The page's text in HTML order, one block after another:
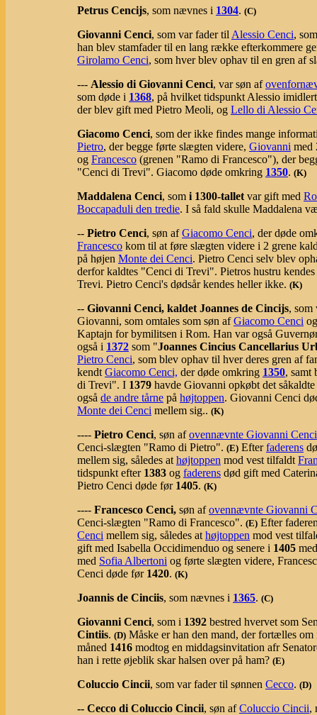
Petrus Cencijs, som nævnes i 1304. (C)
Giovanni Cenci, som var fader til Alessio Cenci,
han blev stamfader til en lang række efterkommere
Girolamo Cenci, som hver blev ophav til en gren af
--- Alessio di Giovanni Cenci, var søn af
som døde i 1368, på hvilket tidspunkt Alessio
der blev gift med Pietro Meoli, og Lello di Alessio
Giacomo Cenci, som der ikke findes mange
Pietro, der begge førte slægten videre, Giovanni med
og Francesco (grenen "Ramo di Francesco"), der
"Cenci di Trevi". Giacomo døde omkring 1350. (K)
Maddalena Cenci, som i 1300-tallet var gift med
Boccapaduli den tredie. I så fald skulle Maddalena
-- Pietro Cenci, søn afGiacomo Cenci, der døde
Francesco kom til at føre slægten videre i 2 grene
på højen Monte dei Cenci. Pietro Cenci selv blev
derfor kaldtes "Cenci di Trevi". Pietros hustru
Trevi. Pietro Cenci's dødsår kendes heller ikke. (K)
-- Giovanni Cenci, kaldet Joannes de Cincijs, som
Giovanni, som omtales som søn afGiacomo Cenci
Kaptajn for bymilitsen i Rom. Han var også
også i 1372 som "Joannes Cincius Cancellarius
Pietro Cenci, som blev ophav til hver deres gren af
kendt Giacomo Cenci, der døde omkring 1350, samt
di Trevi". I 1379 havde Giovanni opkøbt det såkaldte
også de andre tårne på højtoppen. Giovanni Cenci
Monte dei Cenci mellem sig.. (K)
---- Pietro Cenci, søn afovennævnte Giovanni Cenci
Cenci-slægten "Ramo di Pietro". (E) Efterfaderens
mellem sig, således at højtoppen mod vest tilfaldt
tidspunkt efter 1383 og faderens død gift med
Pietro Cenci døde før 1405. (K)
---- Francesco Cenci, søn afovennævnte Giovanni
Cenci-slægten "Ramo di Francesco". (E) Efter
Cenci mellem sig, således at højtoppen mod vest
gift med Isabella Occidimenduo og senere i 1405
med Sofia Albertoni og førte slægten videre,
Cenci døde før 1420. (K)
Joannis de Cinciis, som nævnes i 1365. (C)
Giovanni Cenci, som i 1392 bestred hvervet som
Cintiis. (D) Måske er han den mand, der fortælles
måned 1416 modtog en middagsinvitation afr
han i rette øjeblik skar halsen over på ham? (E)
Coluccio Cincii, som var fader til sønnen Cecco. (D)
-- Cecco di Coluccio Cincii, søn afColuccio Cincii,